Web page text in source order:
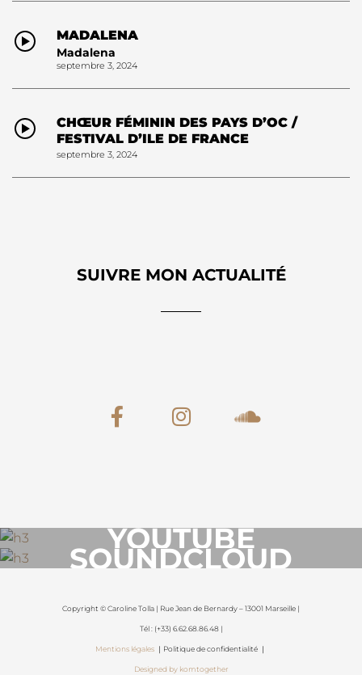
MADALENA
Madalena
septembre 3, 2024
CHŒUR FÉMININ DES PAYS D’OC /
FESTIVAL D’ILE DE FRANCE
septembre 3, 2024
SUIVRE MON ACTUALITÉ
YOUTUBE
SOUNDCLOUD
Copyright © Caroline Tolla | Rue Jean de Bernardy – 13001 Marseille |
Tél : (+33) 6.62.68.86.48 |
Mentions légales ｜Politique de confidentialité ｜
Designed by komtogether